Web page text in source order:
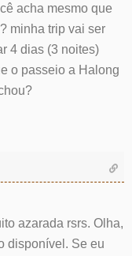
acha mesmo que
minha trip vai ser
4 dias (3 noites)
o passeio a Halong
azarada rsrs. Olha,
disponível. Se eu